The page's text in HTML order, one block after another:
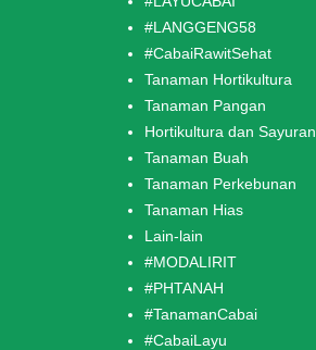
#LANGGENG58
#CabaiRawitSehat
Tanaman Hortikultura
Tanaman Pangan
Hortikultura dan Sayuran
Tanaman Buah
Tanaman Perkebunan
Tanaman Hias
Lain-lain
#MODALIRIT
#PHTANAH
#TanamanCabai
#CabaiLayu